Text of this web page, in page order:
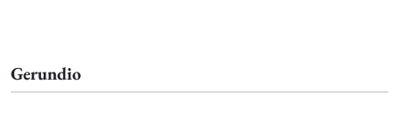
Gerundio